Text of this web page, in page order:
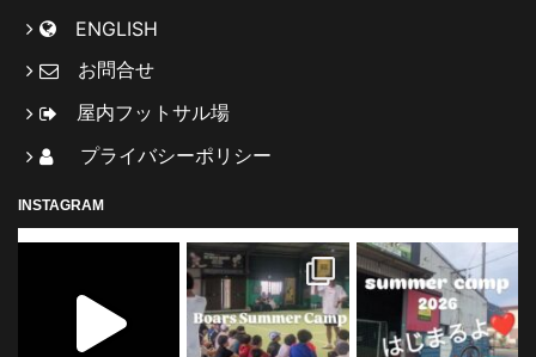
ENGLISH
お問合せ
屋内フットサル場
プライバシーポリシー
INSTAGRAM